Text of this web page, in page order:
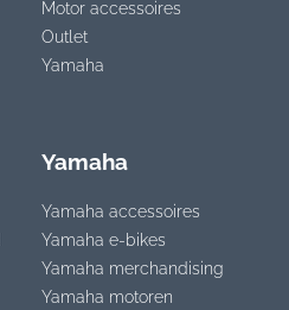
Motor accessoires
Outlet
Yamaha
Yamaha
Yamaha accessoires
Yamaha e-bikes
Yamaha merchandising
Yamaha motoren